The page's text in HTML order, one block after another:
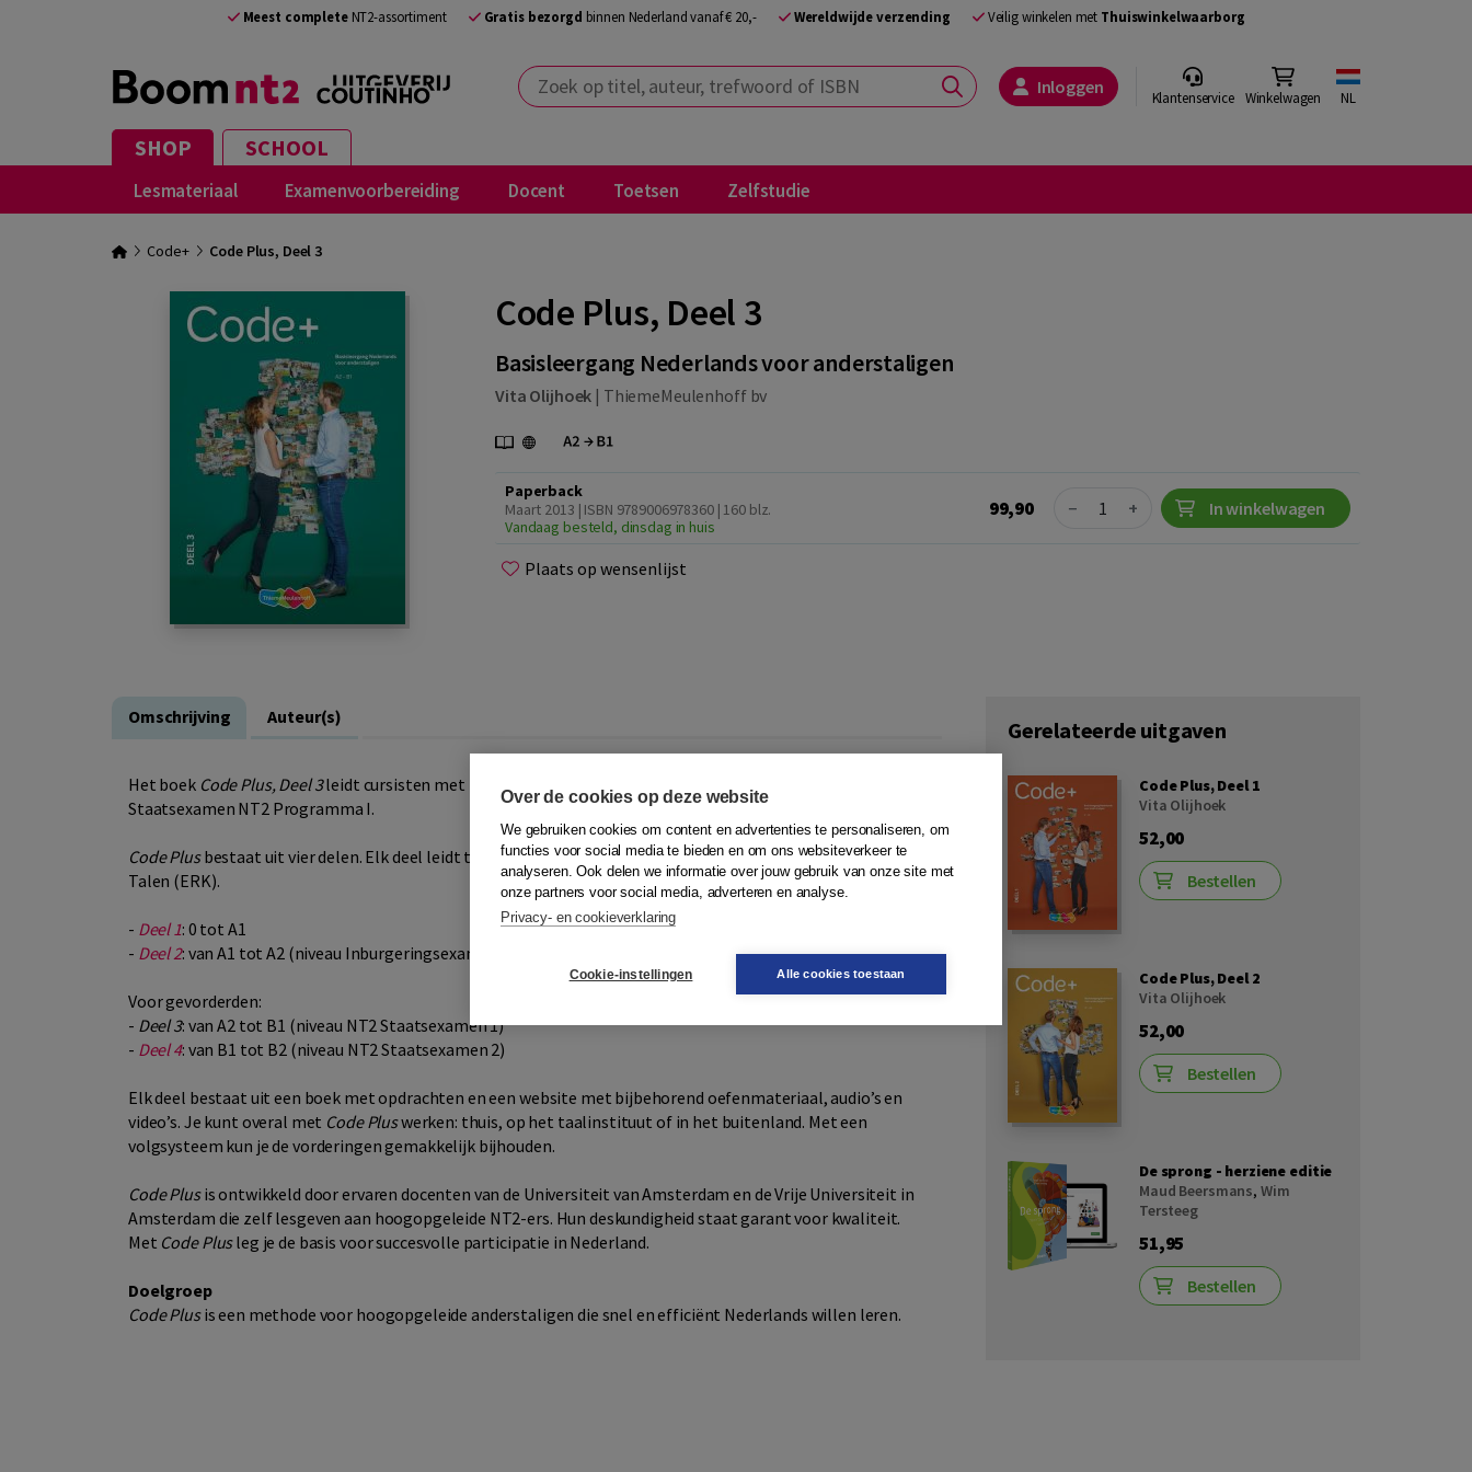
Meest completeNT2-assortiment Gratis bezorgd binnen Nederland vanaf € 20,- Wereldwijde verzending Veilig winkelen met Thuiswinkelwaarborg
Zoek op titel, auteur, trefwoord of ISBN Inloggen Klantenservice Winkelwagen NL
SHOP SCHOOL
Lesmateriaal Examenvoorbereiding Docent Toetsen Zelfstudie
Code+ Code Plus, Deel 3
Code Plus, Deel 3
Basisleergang Nederlands voor anderstaligen
Vita Olijhoek | ThiemeMeulenhoff bv
Paperback
Maart 2013 | ISBN 9789006978360 | 160 blz.
Vandaag besteld, dinsdag in huis
99,90 Quantity
− + In winkelwagen
Plaats op wensenlijst
Omschrijving Auteur(s)
Het boek Code Plus, Deel 3leidt cursisten met NT2 niveau A2 op naar niveau B1 en bereidt ze voor op het
Staatsexamen NT2 Programma I.
Code Plusbestaat uit vier delen. Elk deel leidt tot een niveaustap in het Europees Referentiekader voor
Talen (ERK).
- Deel 1: 0 tot A1
- Deel 2: van A1 tot A2 (niveau Inburgeringsexamen)
Voor gevorderden:
- Deel 3: van A2 tot B1 (niveau NT2 Staatsexamen 1)
- Deel 4: van B1 tot B2 (niveau NT2 Staatsexamen 2)
Elk deel bestaat uit een boek met opdrachten en een website met bijbehorend oefenmateriaal, audio’s en
video’s. Je kunt overal met Code Pluswerken: thuis, op het taalinstituut of in het buitenland. Met een
volgsysteem kun je de vorderingen gemakkelijk bijhouden.
Code Plusis ontwikkeld door ervaren docenten van de Universiteit van Amsterdam en de Vrije Universiteit in
Amsterdam die zelf lesgeven aan hoogopgeleide NT2-ers. Hun deskundigheid staat garant voor kwaliteit.
Met Code Plusleg je de basis voor succesvolle participatie in Nederland.
Doelgroep
Code Plusis een methode voor hoogopgeleide anderstaligen die snel en efficiënt Nederlands willen leren.
Gerelateerde uitgaven
Code Plus, Deel 1
Vita Olijhoek
52,00
Bestellen
Code Plus, Deel 2
Vita Olijhoek
52,00
Bestellen
De sprong - herziene editie
Maud Beersmans, Wim
Tersteeg
51,95
Bestellen
Over de cookies op deze website
We gebruiken cookies om content en advertenties te personaliseren, om
functies voor social media te bieden en om ons websiteverkeer te
analyseren. Ook delen we informatie over jouw gebruik van onze site met
onze partners voor social media, adverteren en analyse.
Privacy- en cookieverklaring
Cookie-instellingen Alle cookies toestaan